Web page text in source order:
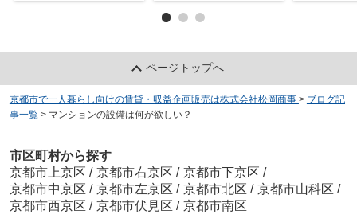
ページトップへ
京都市で一人暮らし向けの賃貸・収益企画販売は株式会社松岡商事 > ブログ記
事一覧 > マンションの設備は何が欲しい？
市区町村から探す
京都市上京区 / 京都市右京区 / 京都市下京区 /
京都市中京区 / 京都市左京区 / 京都市北区 / 京都市山科区 /
京都市西京区 / 京都市伏見区 / 京都市南区